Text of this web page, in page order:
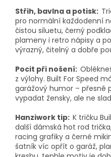
Střih, bavlna a potisk:
pro normální každodenní
čistou siluetu, černý
plameny i retro nápisy a
výrazný, čitelný a dobře
Pocit při nošení:
z výlohy. Built For Speed
garážový humor – přesně
vypadat žensky, ale ne
Hanziwork tip: K tričku
další dámská hot rod
racing grafiky a černé
šatník víc opřít o garáž,